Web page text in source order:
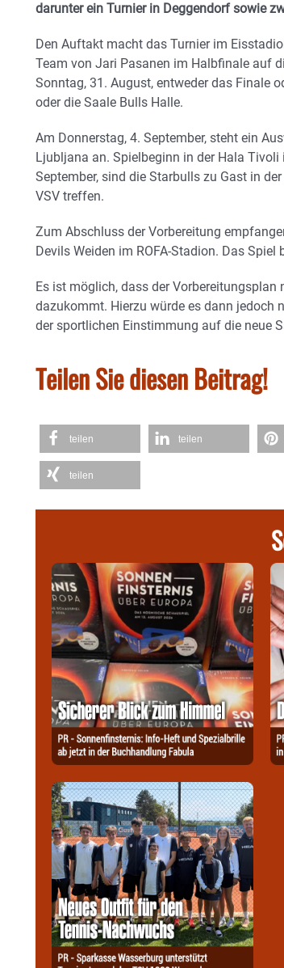
darunter ein Turnier in Deggendorf sowie
Den Auftakt macht das Turnier im
Team von Jari Pasanen im Halbfinale auf
Sonntag, 31. August, entweder das Finale
oder die Saale Bulls Halle.
Am Donnerstag, 4. September, steht ein
Ljubljana an. Spielbeginn in der Hala Tivoli
September, sind die Starbulls zu Gast in
VSV treffen.
Zum Abschluss der Vorbereitung
Devils Weiden im ROFA-Stadion. Das Spiel
Es ist möglich, dass der
dazukommt. Hierzu würde es dann jedoch
der sportlichen Einstimmung auf die neue
Teilen Sie diesen Beitrag!
teilen teilen
teilen